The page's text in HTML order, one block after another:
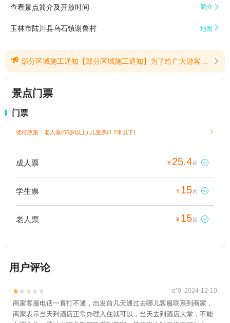
查看景点简介及开放时间 简介 
玉林市陆川县乌石镇谢鲁村 地图 
 部分区域施工通知【部分区域施工通知】为了给广大游客带来更安全、舒适、优质的游览体验，景区近期将逐一对[文物主体建筑:山门、湖隐轩、廊亭、树人堂。亭阁建筑:半山亭、留墨亭、倚云亭、棠阴亭、听松涛阁]进行服务设施升级修缮。施工期间可能给您带来的不便，我们深表歉意，并请您配合注意以下事项:一、施工时间[2026年05月18日]至[2026年11月30日](如遇恶劣天气，工期顺延)二、施工区域：根据现场标识，已在现场设置围拦及标识牌。三、安全须知1.请勿进入施工区域:为保障您的安全，请务必远离围挡、脚手架及施工机械，不要在施工区域逗留、围观或拍照。2.注意绕行指引:部分路段可能临时封闭或变窄，请按照现场设置的警示牌和警戒线止步。3.照看好随行人员:请尤其看护好老人与儿童，途经施工附近路段时请快速通过，切勿追行走逐打闹。4.防范高空坠物:如遇高空作业，请留意上方提醒，快速通过作业区下方。四、游览调整施工期间您可以前往现场咨询工作人员，正常开放核心观景区域，不影响主要游览体验。五、温馨提示1.施工会产生短暂噪音，建议您经过相关路段时避开绕行。2.如您在游览中遇到任何问题，请联系现场佩戴工牌的工作人员。短暂的打扰，是为了长久的惊艳。感谢您的理解与配合！(提示有效期2026/6/4至2026/11/30) 
景点门票
门票
优待政策：老人票(65岁以上),儿童票(1.2米以下) 
成人票 ¥ 25.4起 
学生票 ¥ 15起 
老人票 ¥ 15起 
用户评论

 q*0 2024-12-10
商家客服电话一直打不通，出发前几天通过去哪儿客服联系到商家，
商家表示当天到酒店正常办理入住就可以，当天去到酒店大堂，不能